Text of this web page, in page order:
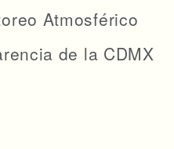
Atmosférico
de la CDMX